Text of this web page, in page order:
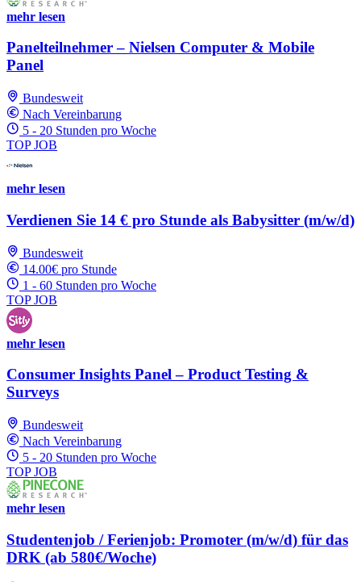
mehr lesen
Panelteilnehmer – Nielsen Computer & Mobile
Panel
Bundesweit
Nach Vereinbarung
5 - 20 Stunden pro Woche
TOP JOB
mehr lesen
Verdienen Sie 14 € pro Stunde als Babysitter (m/w/d)
Bundesweit
14.00€ pro Stunde
1 - 60 Stunden pro Woche
TOP JOB
mehr lesen
Consumer Insights Panel – Product Testing &
Surveys
Bundesweit
Nach Vereinbarung
5 - 20 Stunden pro Woche
TOP JOB
mehr lesen
Studentenjob / Ferienjob: Promoter (m/w/d) für das
DRK (ab 580€/Woche)